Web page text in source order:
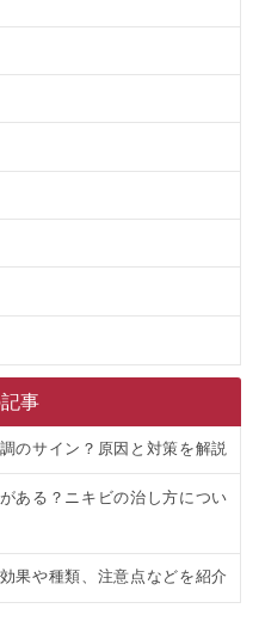
事
のサイン？原因と対策を解説
ある？ニキビの治し方につい
果や種類、注意点などを紹介